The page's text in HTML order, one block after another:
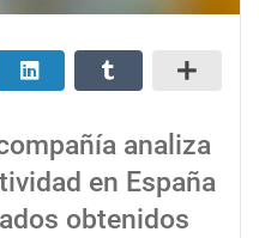
analiza
en España
obtenidos